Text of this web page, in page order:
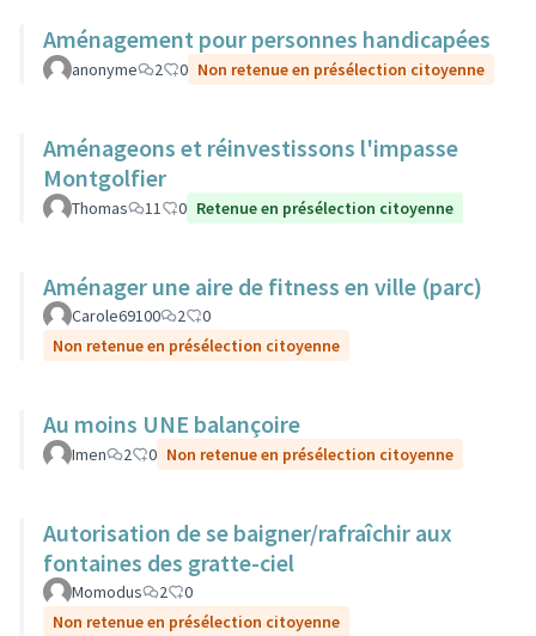
Aménagement pour personnes handicapées
anonyme 2 0 Non retenue en présélection citoyenne
Aménageons et réinvestissons l'impasse
Montgolfier
Thomas 11 0 Retenue en présélection citoyenne
Aménager une aire de fitness en ville (parc)
Carole69100 2
0
Non retenue en présélection citoyenne
Au moins UNE balançoire
Imen 2 0 Non retenue en présélection citoyenne
Autorisation de se baigner/rafraîchir aux
fontaines des gratte-ciel
Momodus 2
0
Non retenue en présélection citoyenne